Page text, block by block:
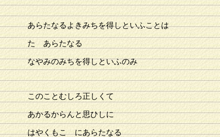
あらたなるよきみちを得しといふことは
たゞあらたなる
なやみのみちを得しといふのみ
このことむしろ正しくて
あかるからんと思ひしに
はやくもこゝにあらたなる